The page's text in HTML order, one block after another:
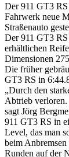
Der 911 GT3
Fahrwerk neue
Straßenauto
Der 911 GT3
erhältlichen
Dimensionen
Die früher
GT3 RS in
„Durch den
Abtrieb
sagt Jörg
911 GT3 RS in
Level, das man
beim Anbremsen
Runden auf der